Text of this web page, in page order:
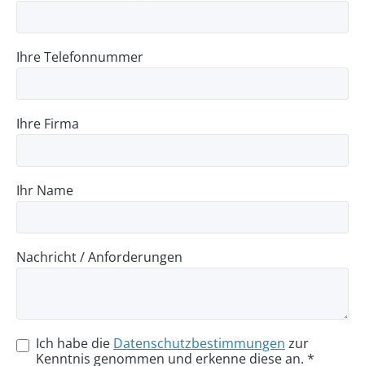
Ihre Telefonnummer
Ihre Firma
Ihr Name
Nachricht / Anforderungen
Ich habe die Datenschutzbestimmungen zur
Kenntnis genommen und erkenne diese an. *